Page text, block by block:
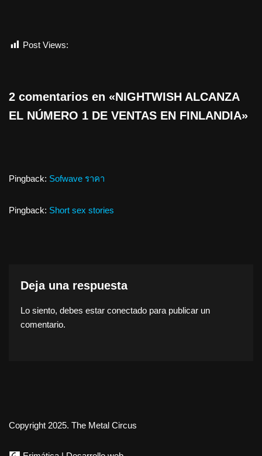
Post Views:
2 comentarios en «NIGHTWISH ALCANZA
EL NÚMERO 1 DE VENTAS EN FINLANDIA»
Pingback: Sofwave ราคา
Pingback: Short sex stories
Deja una respuesta
Lo siento, debes estar conectado para publicar un
comentario.
Copyright 2025. The Metal Circus